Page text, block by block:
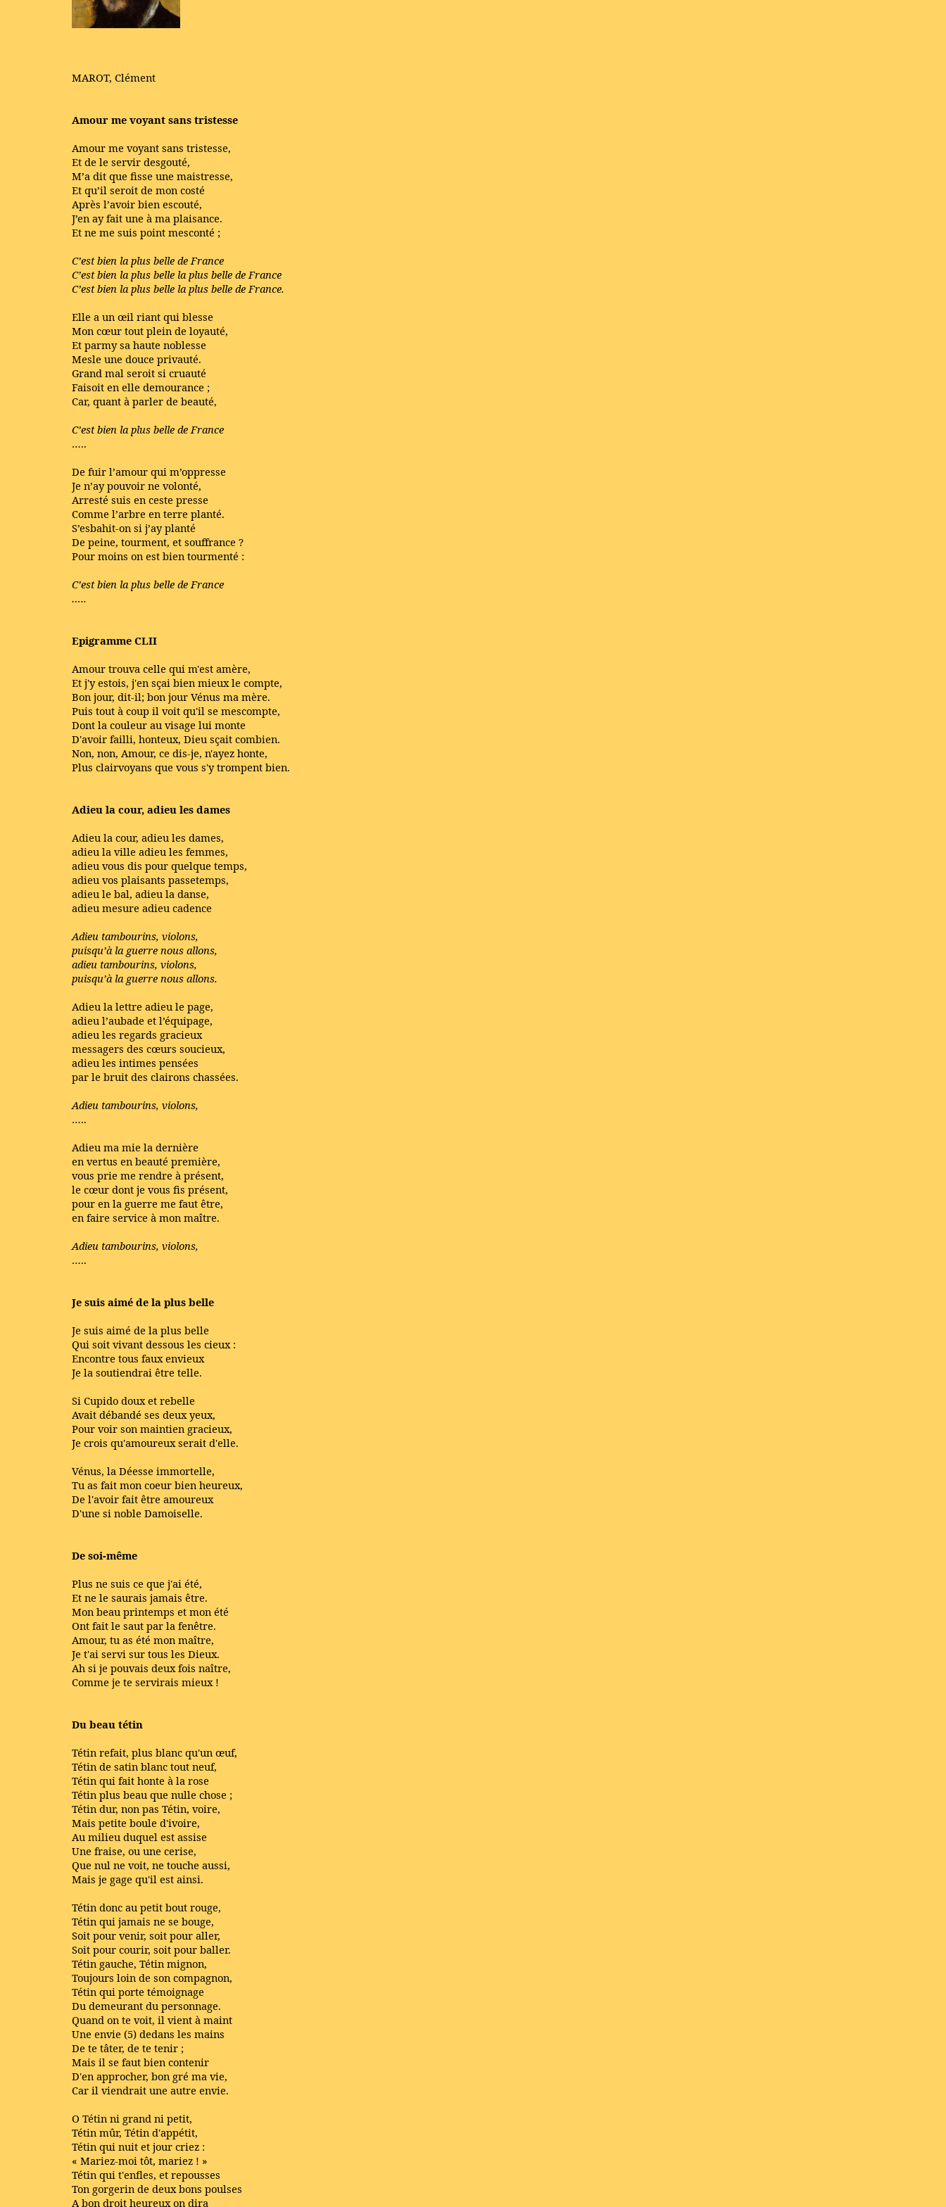
MAROT, Clément
Amour me voyant sans tristesse
Amour me voyant sans tristesse,
Et de le servir desgouté,
M’a dit que fisse une maistresse,
Et qu’il seroit de mon costé
Après l’avoir bien escouté,
J’en ay fait une à ma plaisance.
Et ne me suis point mesconté ;
C’est bien la plus belle de France
C’est bien la plus belle la plus belle de France
C’est bien la plus belle la plus belle de France.
Elle a un œil riant qui blesse
Mon cœur tout plein de loyauté,
Et parmy sa haute noblesse
Mesle une douce privauté.
Grand mal seroit si cruauté
Faisoit en elle demourance ;
Car, quant à parler de beauté,
C’est bien la plus belle de France
…..
De fuir l’amour qui m’oppresse
Je n’ay pouvoir ne volonté,
Arresté suis en ceste presse
Comme l’arbre en terre planté.
S’esbahit-on si j’ay planté
De peine, tourment, et souffrance ?
Pour moins on est bien tourmenté :
C’est bien la plus belle de France
…..
Epigramme CLII
Amour trouva celle qui m'est amère,
Et j'y estois, j'en sçai bien mieux le compte,
Bon jour, dit-il; bon jour Vénus ma mère.
Puis tout à coup il voit qu'il se mescompte,
Dont la couleur au visage lui monte
D'avoir failli, honteux, Dieu sçait combien.
Non, non, Amour, ce dis-je, n'ayez honte,
Plus clairvoyans que vous s'y trompent bien.
Adieu la cour, adieu les dames
Adieu la cour, adieu les dames,
adieu la ville adieu les femmes,
adieu vous dis pour quelque temps,
adieu vos plaisants passetemps,
adieu le bal, adieu la danse,
adieu mesure adieu cadence
Adieu tambourins, violons,
puisqu’à la guerre nous allons,
adieu tambourins, violons,
puisqu’à la guerre nous allons.
Adieu la lettre adieu le page,
adieu l’aubade et l’équipage,
adieu les regards gracieux
messagers des cœurs soucieux,
adieu les intimes pensées
par le bruit des clairons chassées.
Adieu tambourins, violons,
…..
Adieu ma mie la dernière
en vertus en beauté première,
vous prie me rendre à présent,
le cœur dont je vous fis présent,
pour en la guerre me faut être,
en faire service à mon maître.
Adieu tambourins, violons,
…..
Je suis aimé de la plus belle
Je suis aimé de la plus belle
Qui soit vivant dessous les cieux :
Encontre tous faux envieux
Je la soutiendrai être telle.
Si Cupido doux et rebelle
Avait débandé ses deux yeux,
Pour voir son maintien gracieux,
Je crois qu'amoureux serait d'elle.
Vénus, la Déesse immortelle,
Tu as fait mon coeur bien heureux,
De l'avoir fait être amoureux
D'une si noble Damoiselle.
De soi-même
Plus ne suis ce que j'ai été,
Et ne le saurais jamais être.
Mon beau printemps et mon été
Ont fait le saut par la fenêtre.
Amour, tu as été mon maître,
Je t'ai servi sur tous les Dieux.
Ah si je pouvais deux fois naître,
Comme je te servirais mieux !
Du beau tétin
Tétin refait, plus blanc qu'un œuf,
Tétin de satin blanc tout neuf,
Tétin qui fait honte à la rose
Tétin plus beau que nulle chose ;
Tétin dur, non pas Tétin, voire,
Mais petite boule d'ivoire,
Au milieu duquel est assise
Une fraise, ou une cerise,
Que nul ne voit, ne touche aussi,
Mais je gage qu'il est ainsi.
Tétin donc au petit bout rouge,
Tétin qui jamais ne se bouge,
Soit pour venir, soit pour aller,
Soit pour courir, soit pour baller.
Tétin gauche, Tétin mignon,
Toujours loin de son compagnon,
Tétin qui porte témoignage
Du demeurant du personnage.
Quand on te voit, il vient à maint
Une envie (5) dedans les mains
De te tâter, de te tenir ;
Mais il se faut bien contenir
D'en approcher, bon gré ma vie,
Car il viendrait une autre envie.
O Tétin ni grand ni petit,
Tétin mûr, Tétin d'appétit,
Tétin qui nuit et jour criez :
« Mariez-moi tôt, mariez ! »
Tétin qui t'enfles, et repousses
Ton gorgerin de deux bons poulses
A bon droit heureux on dira